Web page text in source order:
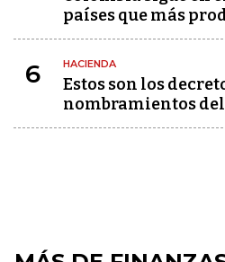
países que más
6 HACIENDA
Estos son los
nombramientos